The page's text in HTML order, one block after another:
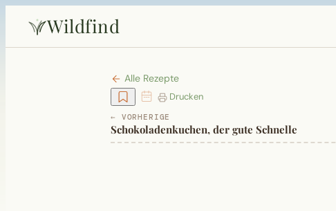
Wildfind
Alle Rezepte
Drucken
← VORHERIGE
Schokoladenkuchen, der gute Schnelle